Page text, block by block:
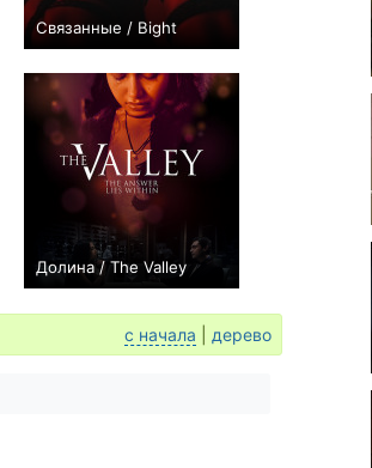
Связанные / Bight
0
Долина / The Valley
0
с начала дерево